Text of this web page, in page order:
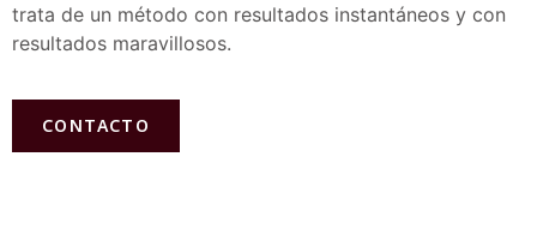
trata de un método con resultados instantáneos y con
resultados maravillosos.
CONTACTO